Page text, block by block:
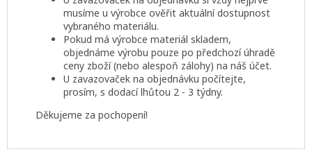
musíme u výrobce ověřit aktuální dostupnost
vybraného materiálu.
Pokud má výrobce materiál skladem,
objednáme výrobu pouze po předchozí úhradě
ceny zboží (nebo alespoň zálohy) na náš účet.
U zavazovaček na objednávku počítejte,
prosím, s dodací lhůtou 2 - 3 týdny.
Děkujeme za pochopení!